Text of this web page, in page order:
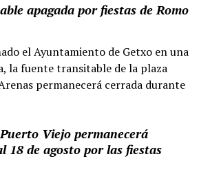
apagada por fiestas de Romo
el Ayuntamiento de Getxo en una
la fuente transitable de la plaza
permanecerá cerrada durante
Viejo permanecerá
18 de agosto por las fiestas